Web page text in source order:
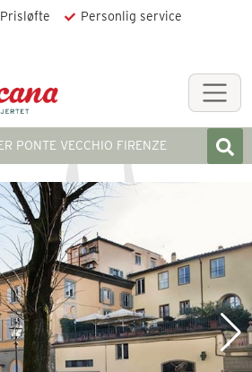
Prisløfte Personlig service
PONTE VECCHIO FIRENZE